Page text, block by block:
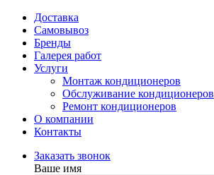
Доставка
Самовывоз
Бренды
Галерея работ
Услуги
Монтаж кондиционеров
Обслуживание кондиционеров
Ремонт кондиционеров
О компании
Контакты
Заказать звонок
Ваше имя